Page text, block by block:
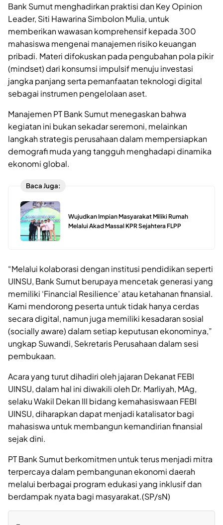
Bank Sumut menghadirkan praktisi dan Key Opinion
Leader, Siti Hawarina Simbolon Mulia, untuk
memberikan wawasan komprehensif kepada 300
mahasiswa mengenai manajemen risiko keuangan
pribadi. Materi difokuskan pada pengubahan pola pikir
(mindset) dari konsumsi impulsif menuju investasi
jangka panjang serta pemanfaatan teknologi digital
sebagai instrumen pengelolaan aset.
Manajemen PT Bank Sumut menegaskan bahwa
kegiatan ini bukan sekadar seremoni, melainkan
langkah strategis perusahaan dalam mempersiapkan
demografi muda yang tangguh menghadapi dinamika
ekonomi global.
Baca Juga:
Wujudkan Impian Masyarakat Miliki Rumah
Melalui Akad Massal KPR Sejahtera FLPP
“Melalui kolaborasi dengan institusi pendidikan seperti
UINSU, Bank Sumut berupaya mencetak generasi yang
memiliki ‘Financial Resilience’ atau ketahanan finansial.
Kami mendorong peserta untuk tidak hanya cerdas
secara digital, namun juga memiliki kesadaran sosial
(socially aware) dalam setiap keputusan ekonominya,”
ungkap Suwandi, Sekretaris Perusahaan dalam sesi
pembukaan.
Acara yang turut dihadiri oleh jajaran Dekanat FEBI
UINSU, dalam hal ini diwakili oleh Dr. Marliyah, MAg,
selaku Wakil Dekan III bidang kemahasiswaan FEBI
UINSU, diharapkan dapat menjadi katalisator bagi
mahasiswa untuk membangun kemandirian finansial
sejak dini.
PT Bank Sumut berkomitmen untuk terus menjadi mitra
terpercaya dalam pembangunan ekonomi daerah
melalui berbagai program edukasi yang inklusif dan
berdampak nyata bagi masyarakat.(SP/sN)